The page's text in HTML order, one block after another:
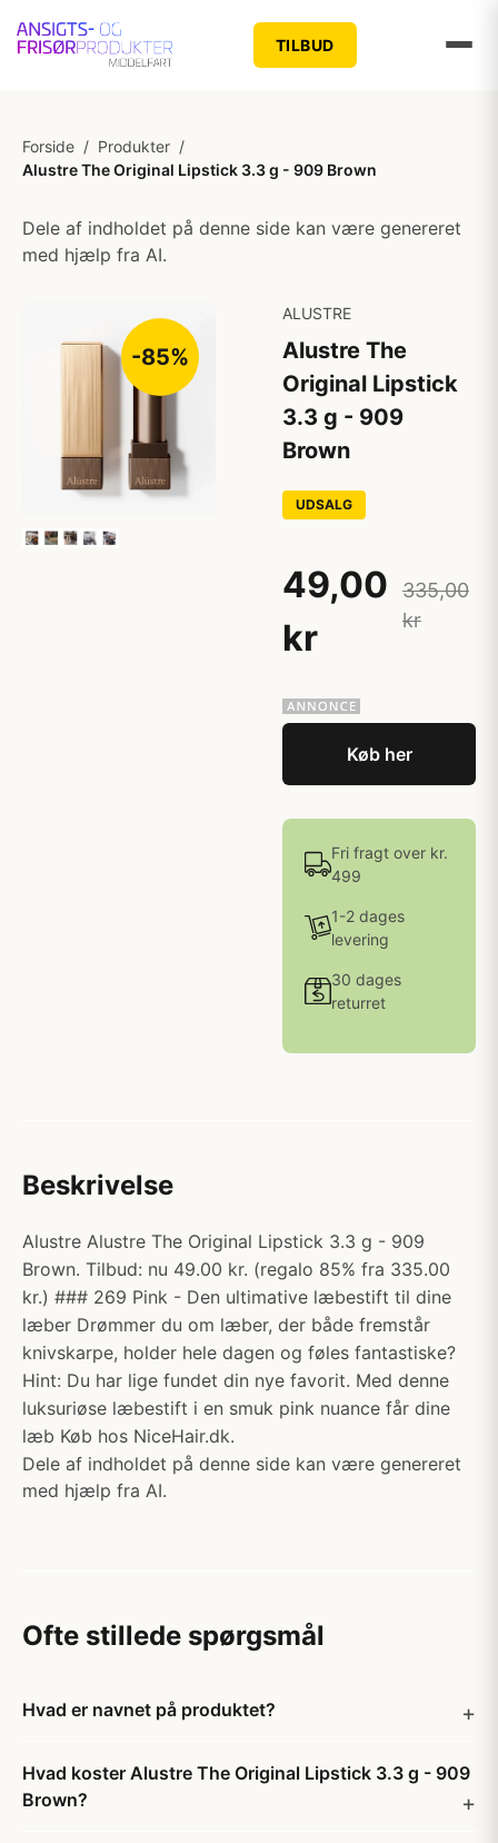
TILBUD
Forside / Produkter /
Alustre The Original Lipstick 3.3 g - 909 Brown
Dele af indholdet på denne side kan være genereret
med hjælp fra AI.
-85%
ALUSTRE
Alustre The
Original Lipstick
3.3 g - 909
Brown
UDSALG
49,00
kr
335,00
kr
Køb her
Fri fragt over kr.
499
1-2 dages
levering
30 dages
returret
Beskrivelse
Alustre Alustre The Original Lipstick 3.3 g - 909
Brown. Tilbud: nu 49.00 kr. (regalo 85% fra 335.00
kr.) ### 269 Pink - Den ultimative læbestift til dine
læber Drømmer du om læber, der både fremstår
knivskarpe, holder hele dagen og føles fantastiske?
Hint: Du har lige fundet din nye favorit. Med denne
luksuriøse læbestift i en smuk pink nuance får dine
læb Køb hos NiceHair.dk.
Dele af indholdet på denne side kan være genereret
med hjælp fra AI.
Ofte stillede spørgsmål
Hvad er navnet på produktet?
Hvad koster Alustre The Original Lipstick 3.3 g - 909
Brown?